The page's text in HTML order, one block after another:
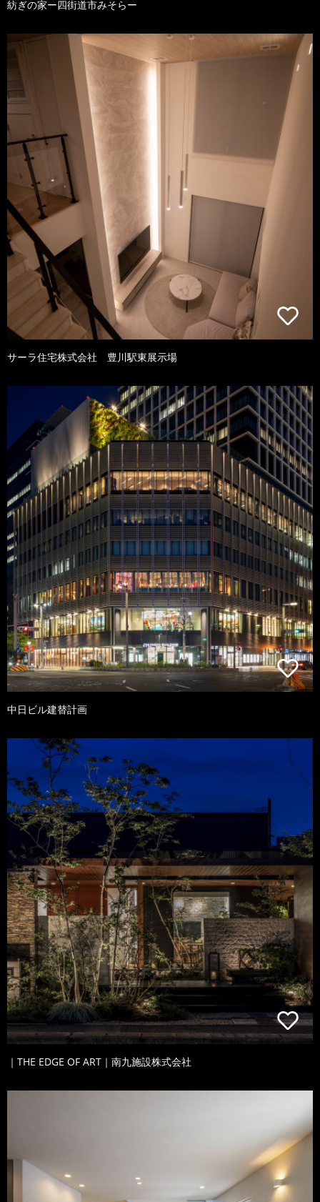
紡ぎの家ー四街道市みそらー
サーラ住宅株式会社 豊川駅東展示場
中日ビル建替計画
｜THE EDGE OF ART｜南九施設株式会社